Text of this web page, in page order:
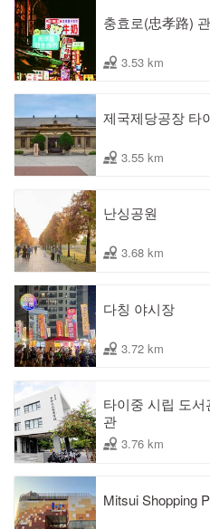
충효로(忠孝路)
3.53 km
제국제당공장 타
3.55 km
난싱공원
3.68 km
다칭 야시장
3.72 km
타이중 시립 도
관
3.76 km
Mitsui Shopping